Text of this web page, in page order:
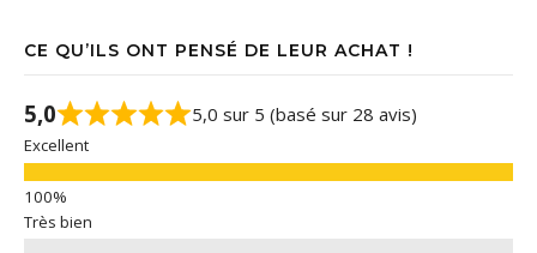
CE QU’ILS ONT PENSÉ DE LEUR ACHAT !
5,0 5,0 sur 5 (basé sur 28 avis)
Excellent
Très bien